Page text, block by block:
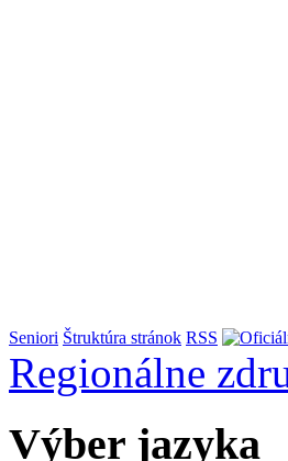
Seniori Štruktúra stránok RSS
Regionálne
Výber jazyka